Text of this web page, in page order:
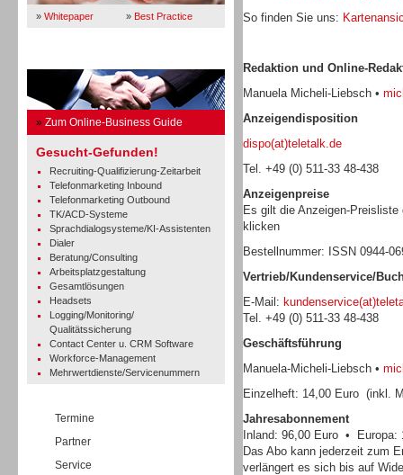
» Whitepaper » Best Practice
» Zum Online-Business Guide
Gesucht-Gefunden!
Recruiting-Qualifizierung-Zeitarbeit
Telefonmarketing Inbound
Telefonmarketing Outbound
TK/ACD-Systeme
Sprachdialogsysteme/KI-Assistenten
Dialer
Beratung/Consulting
Arbeitsplatzgestaltung
Gesamtlösungen
Headsets
Logging/Monitoring/
Qualitätssicherung
Contact Center u. CRM Software
Workforce-Management
Mehrwertdienste/Servicenummern
Termine
Partner
Service
So finden Sie uns:
Redaktion und Online-
Manuela Micheli-Liebsch •
Anzeigendisposition
dispo(at)teletalk.de
Tel. +49 (0) 511-33 48-438
Anzeigenpreise
Es gilt die Anzeigen-
klicken
Bestellnummer: ISSN 0944-
Vertrieb/Kundenservice/
E-Mail:
Tel. +49 (0) 511-33 48-438
Geschäftsführung
Manuela-Micheli-Liebsch •
Einzelheft: 14,00 Euro (inkl.
Jahresabonnement
Inland: 96,00 Euro • Europa:
Das Abo kann jederzeit zum
verlängert es sich bis auf